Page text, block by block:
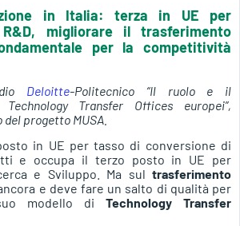
in Italia: terza in UE per
migliorare il trasferimento
per la competitività
Deloitte-Politecnico “Il ruolo e il
Transfer Offices europei”,
progetto MUSA.
in UE per tasso di conversione di
e occupa il terzo posto in UE per
e Sviluppo. Ma sul trasferimento
e deve fare un salto di qualità per
modello di Technology Transfer